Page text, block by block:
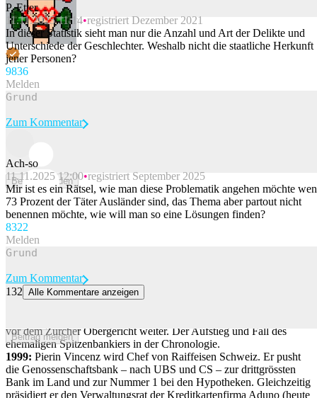
Beitrag melden
P. Etter
11.11.2025 11:14 registriert Dezember 2021
In dieser Statistik sieht man nur die Anzahl und Art der Delikte und
Unterschiede der Geschlechter. Weshalb nicht die staatliche Herkunft
jener Personen?
9836
Melden
Beitrag melden
Zum Kommentar
Ach-so
11.11.2025 12:00 registriert September 2025
Mir ist es ein Rätsel, wie man diese Problematik angehen möchte
73 Prozent der Täter Ausländer sind, das Thema aber partout nicht
benennen möchte, wie will man so eine Lösungen finden?
8322
Melden
Beitrag melden
Zum Kommentar
132 Alle Kommentare anzeigen
vor dem Zürcher Obergericht weiter. Der Aufstieg und Fall des
ehemaligen Spitzenbankiers in der Chronologie.
1999: Pierin Vincenz wird Chef von Raiffeisen Schweiz. Er pusht
die Genossenschaftsbank – nach UBS und CS – zur drittgrössten
Bank im Land und zur Nummer 1 bei den Hypotheken. Gleichzeitig
präsidiert er den Verwaltungsrat der Kreditkartenfirma Aduno (heute